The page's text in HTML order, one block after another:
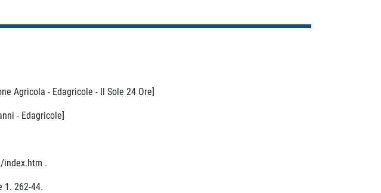
Agricola - Edagricole - Il Sole 24 Ore]
- Edagricole]
index.htm .
1. 262-44.